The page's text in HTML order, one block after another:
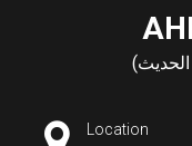
الحديث)
Location